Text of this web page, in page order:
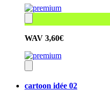
WAV 3,60€
cartoon idée 02